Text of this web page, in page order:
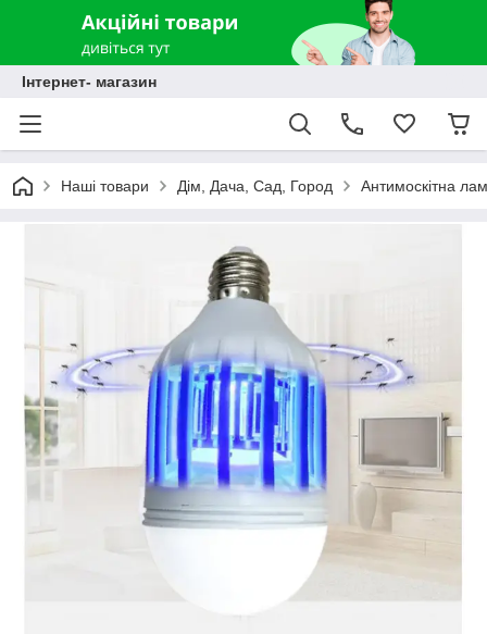
Інтернет- магазин
Наші товари Дім, Дача, Сад, Город Антимоскітна